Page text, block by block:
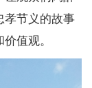
孝节义的故事
值观。